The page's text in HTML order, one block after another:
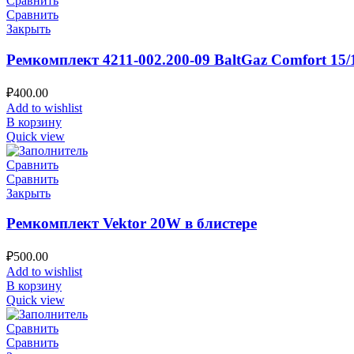
Сравнить
Закрыть
Ремкомплект 4211-002.200-09 BaltGaz Comfort 15/
₽400.00
Add to wishlist
В корзину
Quick view
Сравнить
Сравнить
Закрыть
Ремкомплект Vektor 20W в блистере
₽500.00
Add to wishlist
В корзину
Quick view
Сравнить
Сравнить